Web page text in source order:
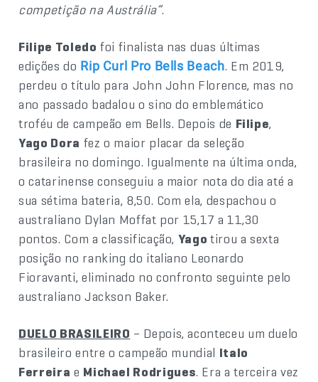
competição na Austrália”.
Filipe Toledo foi finalista nas duas últimas
edições do Rip Curl Pro Bells Beach. Em 2019,
perdeu o título para John John Florence, mas no
ano passado badalou o sino do emblemático
troféu de campeão em Bells. Depois de Filipe,
Yago Dora fez o maior placar da seleção
brasileira no domingo. Igualmente na última onda,
o catarinense conseguiu a maior nota do dia até a
sua sétima bateria, 8,50. Com ela, despachou o
australiano Dylan Moffat por 15,17 a 11,30
pontos. Com a classificação, Yago tirou a sexta
posição no ranking do italiano Leonardo
Fioravanti, eliminado no confronto seguinte pelo
australiano Jackson Baker.
DUELO BRASILEIRO – Depois, aconteceu um duelo
brasileiro entre o campeão mundial Italo
Ferreira e Michael Rodrigues. Era a terceira vez